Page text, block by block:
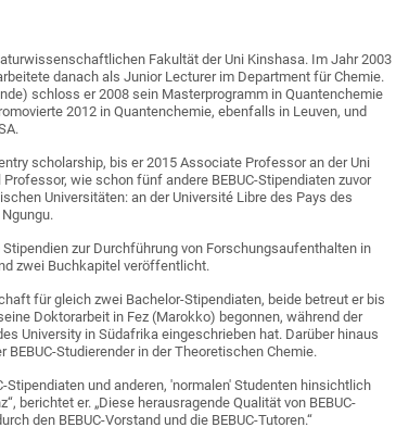
Fakultät der Uni Kinshasa. Im Jahr 2003
danach als Junior Lecturer im Department für Chemie.
schloss er 2008 sein Masterprogramm in Quantenchemie
2012 in Quantenchemie, ebenfalls in Leuven, und
scholarship, bis er 2015 Associate Professor an der Uni
wie schon fünf andere BEBUC-Stipendiaten zuvor
Universitäten: an der Université Libre des Pays des
zur Durchführung von Forschungsaufenthalten in
zwei Buchkapitel veröffentlicht.
für gleich zwei Bachelor-Stipendiaten, beide betreut er bis
Doktorarbeit in Fez (Marokko) begonnen, während der
University in Südafrika eingeschrieben hat. Darüber hinaus
Studierender in der Theoretischen Chemie.
und anderen, 'normalen' Studenten hinsichtlich
berichtet er. „Diese herausragende Qualität von BEBUC-
den BEBUC-Vorstand und die BEBUC-Tutoren.“